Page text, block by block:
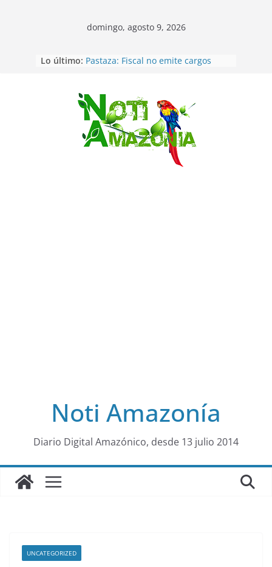
Saltar
al
domingo, agosto 9, 2026
Lo último: Pastaza: Fiscal no emite cargos
con una menor de10 años en
frontera sur
Napo: presunto sicariato en cantón
Archidona
Ecuador: dos jóvenes de 22 años
desaparecidos fueron encontrados
muertos en Puerto lopez
Noti Amazonía
Diario Digital Amazónico, desde 13 julio 2014
UNCATEGORIZED